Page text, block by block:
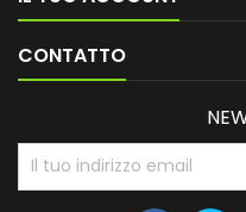
CONTATTO